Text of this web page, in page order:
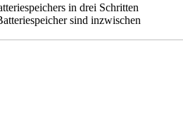
in drei Schritten
sind inzwischen